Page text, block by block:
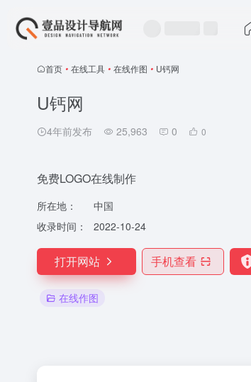
首页 • 在线工具 • 在线作图 • U钙网
U钙网
4年前发布 25,963 0 0
免费LOGO在线制作
所在地：
中国
收录时间：
2022-10-24
打开网站 手机查看
在线作图